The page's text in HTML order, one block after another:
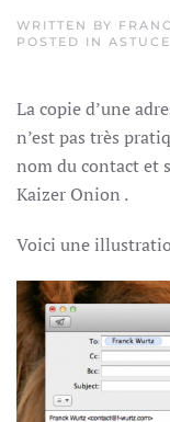
WRITTEN BY
POSTED IN
La copie d’une
n’est pas très
nom du contact et
Kaizer Onion .
Voici une